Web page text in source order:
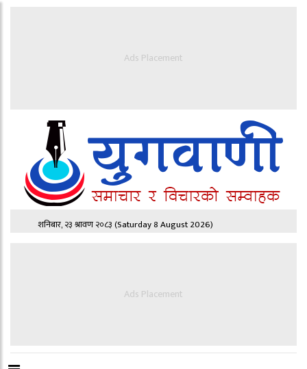
Ads Placement
शनिबार, २३ श्रावण २०८३(Saturday 8 August 2026)
Ads Placement